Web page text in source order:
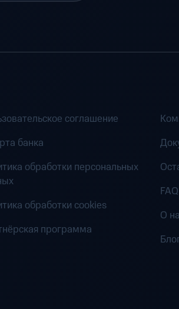
соглашение
банка
обработки персональных
обработки cookies
программа
FAQ
О